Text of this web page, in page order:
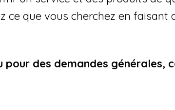
ce que vous cherchez en faisant
pour des demandes générales,